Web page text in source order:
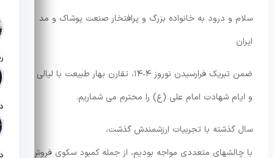
سلام و درود به خانواده بزرگ و پرافتخار صنعت پوشاک و مد
ایران
ضمن تبریک فرارسیدن نوروز ۱۴٠۴، تقارن بهار طبیعت با لیالی قدر
و ایام شهادت امام علی (ع) را محترم می شماریم.
سال گذشته با تجربیات ارزشمندش گذشت،
با چالشهای متعددی مواجه بودیم، از جمله کمبود سکوی فروش